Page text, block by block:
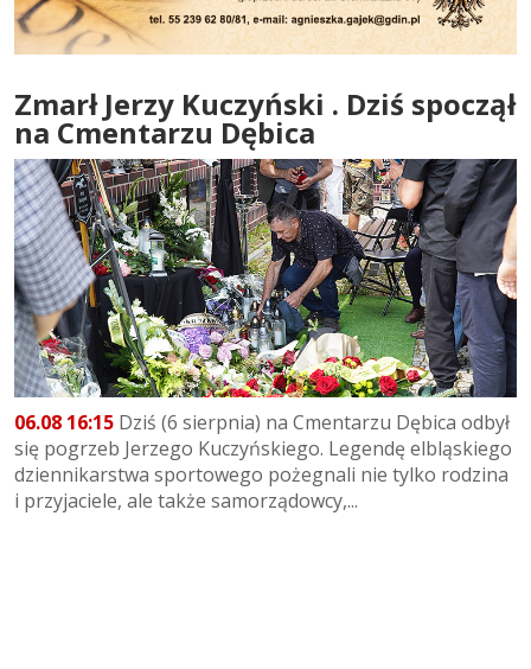
Zmarł Jerzy Kuczyński . Dziś spoczął
na Cmentarzu Dębica
06.08 16:15 Dziś (6 sierpnia) na Cmentarzu Dębica odbył
się pogrzeb Jerzego Kuczyńskiego. Legendę elbląskiego
dziennikarstwa sportowego pożegnali nie tylko rodzina
i przyjaciele, ale także samorządowcy,...